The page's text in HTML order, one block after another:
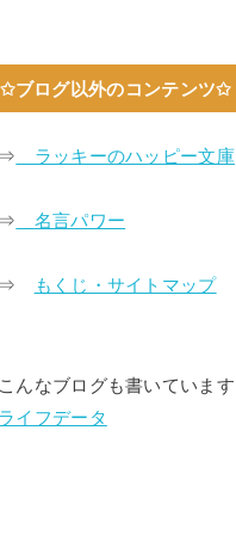
✩ブログ以外のコンテンツ✩
⇒ ラッキーのハッピー文庫
⇒ 名言パワー
⇒ もくじ・サイトマップ
こんなブログも書いています
ライフデータ